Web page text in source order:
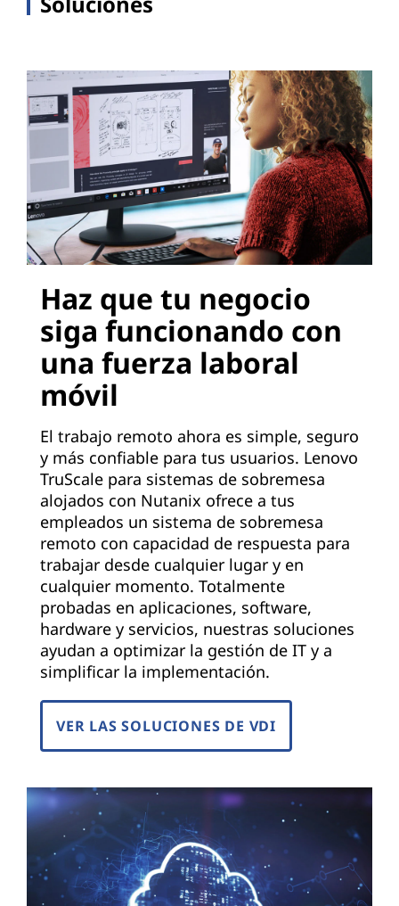
Haz que tu negocio
siga funcionando con
una fuerza laboral
móvil
El trabajo remoto ahora es simple, seguro
y más confiable para tus usuarios. Lenovo
TruScale para sistemas de sobremesa
alojados con Nutanix ofrece a tus
empleados un sistema de sobremesa
remoto con capacidad de respuesta para
trabajar desde cualquier lugar y en
cualquier momento. Totalmente
probadas en aplicaciones, software,
hardware y servicios, nuestras soluciones
ayudan a optimizar la gestión de IT y a
simplificar la implementación.
VER LAS SOLUCIONES DE VDI